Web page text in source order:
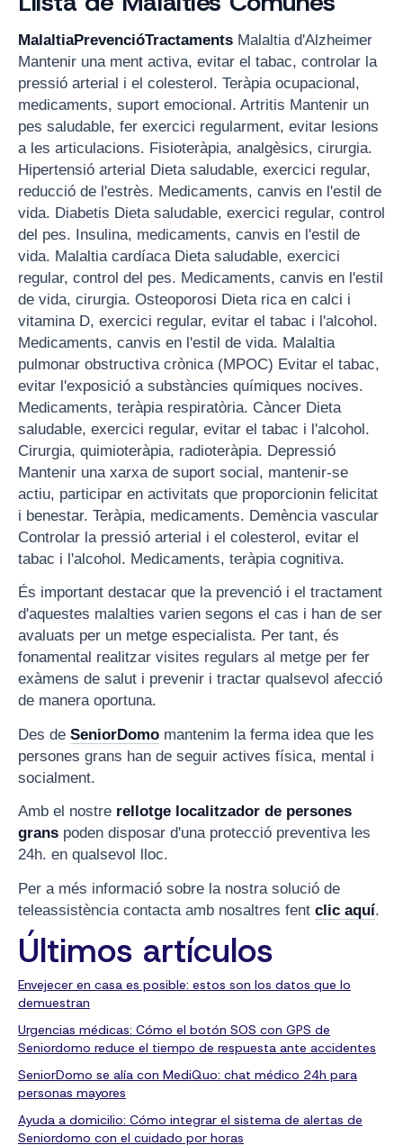
MalaltiaPrevencióTractaments Malaltia d'Alzheimer
Mantenir una ment activa, evitar el tabac, controlar la
pressió arterial i el colesterol. Teràpia ocupacional,
medicaments, suport emocional. Artritis Mantenir un
pes saludable, fer exercici regularment, evitar lesions
a les articulacions. Fisioteràpia, analgèsics, cirurgia.
Hipertensió arterial Dieta saludable, exercici regular,
reducció de l'estrès. Medicaments, canvis en l'estil de
vida. Diabetis Dieta saludable, exercici regular, control
del pes. Insulina, medicaments, canvis en l'estil de
vida. Malaltia cardíaca Dieta saludable, exercici
regular, control del pes. Medicaments, canvis en l'estil
de vida, cirurgia. Osteoporosi Dieta rica en calci i
vitamina D, exercici regular, evitar el tabac i l'alcohol.
Medicaments, canvis en l'estil de vida. Malaltia
pulmonar obstructiva crònica (MPOC) Evitar el tabac,
evitar l'exposició a substàncies químiques nocives.
Medicaments, teràpia respiratòria. Càncer Dieta
saludable, exercici regular, evitar el tabac i l'alcohol.
Cirurgia, quimioteràpia, radioteràpia. Depressió
Mantenir una xarxa de suport social, mantenir-se
actiu, participar en activitats que proporcionin felicitat
i benestar. Teràpia, medicaments. Demència vascular
Controlar la pressió arterial i el colesterol, evitar el
tabac i l'alcohol. Medicaments, teràpia cognitiva.
És important destacar que la prevenció i el tractament
d'aquestes malalties varien segons el cas i han de ser
avaluats per un metge especialista. Per tant, és
fonamental realitzar visites regulars al metge per fer
exàmens de salut i prevenir i tractar qualsevol afecció
de manera oportuna.
Des de SeniorDomo mantenim la ferma idea que les
persones grans han de seguir actives física, mental i
socialment.
Amb el nostre rellotge localitzador de persones
grans poden disposar d'una protecció preventiva les
24h. en qualsevol lloc.
Per a més informació sobre la nostra solució de
teleassistència contacta amb nosaltres fent clic aquí.
Últimos artículos
Envejecer en casa es posible: estos son los datos que lo
demuestran
Urgencias médicas: Cómo el botón SOS con GPS de
Seniordomo reduce el tiempo de respuesta ante accidentes
SeniorDomo se alía con MediQuo: chat médico 24h para
personas mayores
Ayuda a domicilio: Cómo integrar el sistema de alertas de
Seniordomo con el cuidado por horas